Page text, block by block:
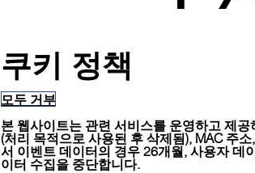
쿠키 정책
모두 거부
본 웹사이트는 관련 서비스를 운영하고 제
(처리 목적으로 사용된 후 삭제됨), MAC 주
서 이벤트 데이터의 경우 26개월, 사용자 데
이터 수집을 중단합니다.